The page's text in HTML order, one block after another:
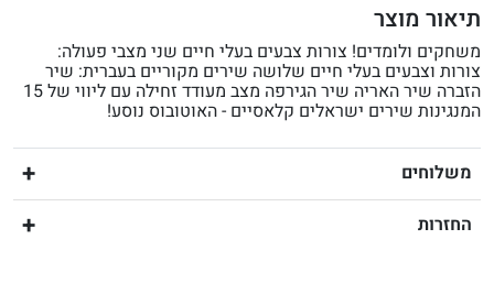
תיאור מוצר
משחקים ולומדים! צורות צבעים בעלי חיים שני מצבי פעולה:
צורות וצבעים בעלי חיים שלושה שירים מקוריים בעברית: שיר
הזברה שיר האריה שיר הגירפה מצב מעודד זחילה עם ליווי של 15
המנגינות שירים ישראלים קלאסיים - האוטובוס נוסע!
משלוחים
החזרות